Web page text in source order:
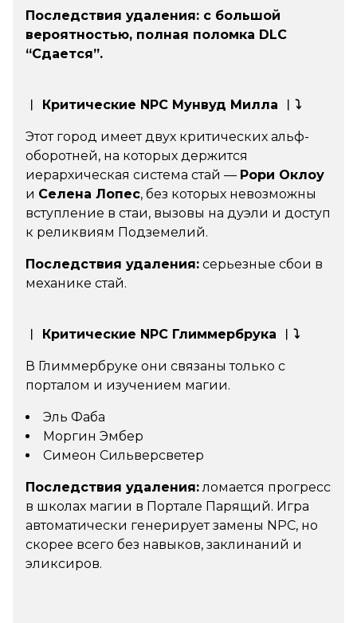
Последствия удаления: с большой
вероятностью, полная поломка DLC
“Сдается”.
︱ Критические NPC Мунвуд Милла ︱⤵
Этот город имеет двух критических альф-
оборотней, на которых держится
иерархическая система стай — Рори Оклоу
и Селена Лопес, без которых невозможны
вступление в стаи, вызовы на дуэли и доступ
к реликвиям Подземелий.
Последствия удаления: серьезные сбои в
механике стай.
︱ Критические NPC Глиммербрука ︱⤵
В Глиммербруке они связаны только с
порталом и изучением магии.
Эль Фаба
Моргин Эмбер
Симеон Сильверсветер
Последствия удаления:ломается прогресс
в школах магии в Портале Парящий. Игра
автоматически генерирует замены NPC, но
скорее всего без навыков, заклинаний и
эликсиров.